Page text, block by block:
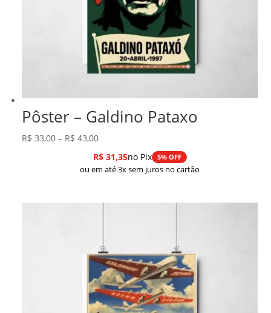
Pôster – Galdino Pataxo
R$ 33,00 – R$ 43,00Faixa
de
preço:
através
R$31,35no Pix 5% OFF
ou em até 3x sem juros no cartão